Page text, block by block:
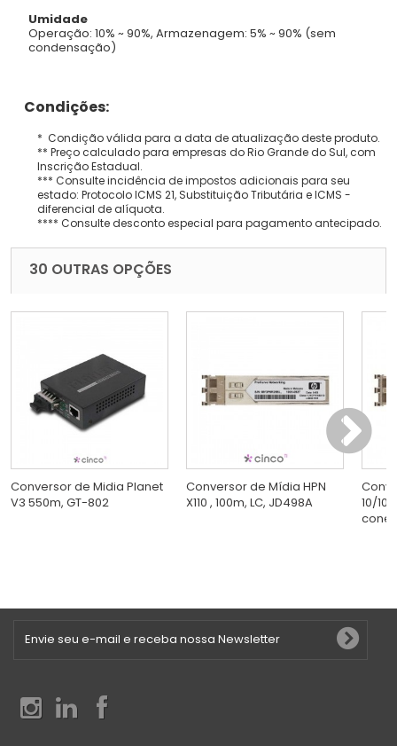
Umidade
Operação: 10% ~ 90%, Armazenagem: 5% ~ 90% (sem
condensação)
Condições:
* Condição válida para a data de atualização deste produto.
** Preço calculado para empresas do Rio Grande do Sul, com
Inscrição Estadual.
*** Consulte incidência de impostos adicionais para seu
estado: Protocolo ICMS 21, Substituição Tributária e ICMS -
diferencial de alíquota.
**** Consulte desconto especial para pagamento antecipado.
30 OUTRAS OPÇÕES
Conversor de Midia Planet
V3 550m, GT-802
Conversor de Mídia HPN
X110 , 100m, LC, JD498A
10/